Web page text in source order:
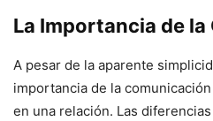
La Importancia de
A pesar de la aparente
importancia de la
en una relación. Las